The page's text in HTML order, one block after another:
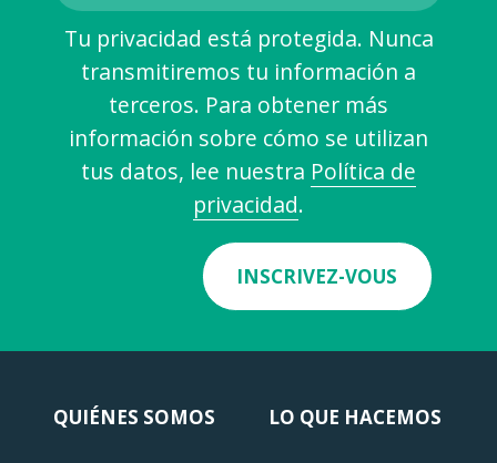
Tu privacidad está protegida. Nunca
transmitiremos tu información a
terceros. Para obtener más
información sobre cómo se utilizan
tus datos, lee nuestra Política de
privacidad.
INSCRIVEZ-VOUS
QUIÉNES SOMOS LO QUE HACEMOS